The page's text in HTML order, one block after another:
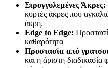
Στρογγυλεμένες Άκρες:
κυρτές άκρες που
άκρη.
Edge to Edge:
καθαρότητα
Προστασία από
και η άριστη διαδικασία